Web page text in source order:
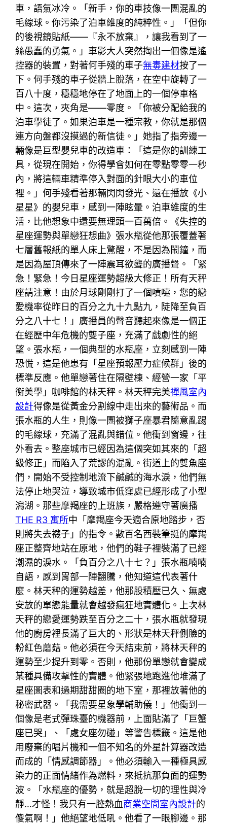
車，語氣冰冷。「新手，你的車技像一團混亂的
毛線球。你污染了泊車維度的純粹性。」「但你
的後視鏡貼紙——『永不放棄』，讓我看到了一
絲愚蠢的勇氣。」車影大人突然掏出一個像是遙
控器的裝置，對著何手殘的車子無毒建材按了一
下。何手殘的車子從牆上脫落，在空中旋轉了一
百八十度，穩穩地停在了地面上的一個停車格
中。這次，夾角是——零度。「你被分配給我的
泊車學徒了。如果泊車是一種宗教，你就是那個
連方向盤都沒摸過的新信徒。」她指了指旁邊一
輛像是巨型嬰兒車的改造車：「這是你的訓練工
具，從現在開始，你得學會如何在零點零零一秒
內，將這輛車精準停入對面的針眼大小的車位
裡。」何手殘看著那輛閃閃發光、還在播放《小
星星》的嬰兒車，感到一陣眩暈。泊車維度的生
活，比他想象中還要無理頭一百萬倍。《失控的
星座運勢與單戀狂想曲》張水瓶從他那張覆蓋著
七層舊報紙的單人床上驚醒，不是因為鬧鐘，而
是因為屋頂傳來了一陣震耳欲聾的廣播聲。「緊
急！緊急！今日星座運勢超級大修正！所有天秤
座請注意！由於月球剛剛打了一個噴嚏，您的戀
愛機率從昨日的百分之九十九點九，陡降至負百
分之八十七！」廣播員的聲音聽起來像是一個正
在經歷中年危機的雙子座，充滿了戲劇性的絕
望。張水瓶，一個典型的水瓶座，立刻感到一陣
恐慌，這是他患有「星座預報壓力症候群」後的
標準反應。他單戀著住在隔壁棟、經營一家「平
衡美學」咖啡館的林天秤。林天秤完美禪風室內
設計得像是從黃金分割線中走出來的藝術品。而
張水瓶的人生，則像一團被獅子座暴君隨意亂踢
的毛線球，充滿了混亂與錯位。他衝到窗邊，往
外看去。整座城市已經因為這個突如其來的「超
級修正」而陷入了荒謬的混亂。街道上的雙魚座
們，開始不受控制地流下鹹鹹的海水淚，他們無
法停止地哭泣，導致城市低窪處已經形成了小型
潟湖。那些摩羯座的上班族，嚴格遵守著廣播
THE R3 寓所中「摩羯座今天適合原地踏步，否
則將失去襪子」的指令。數百名西裝筆挺的摩羯
座正整齊地站在原地，他們的鞋子裡裝滿了已經
潮濕的淚水。「負百分之八十七？」張水瓶喃喃
自語，感到胃部一陣翻騰，他知道這代表著什
麼。林天秤的運勢越差，他那股積壓已久、無處
安放的單戀能量就會越發瘋狂地實體化。上次林
天秤的戀愛運勢跌至百分之二十，張水瓶就發現
他的廚房裡長滿了巨大的、形狀是林天秤側臉的
粉紅色蘑菇。他必須在今天結束前，將林天秤的
運勢至少提升到零。否則，他那份單戀就會變成
某種具備攻擊性的實體。他緊張地跑進他堆滿了
星座圖表和過期甜甜圈的地下室，那裡放著他的
秘密武器。「我需要星象學輔助儀！」他衝到一
個像是老式彈珠臺的機器前，上面貼滿了「巨蟹
座已哭」、「處女座勿碰」等警告標籤。這是他
用廢棄的唱片機和一個不知名的外星計算器改造
而成的「情感調節器」。他必須輸入一種極具感
染力的正面情緒作為燃料，來抵抗那負面的運勢
波。「水瓶座的優勢，就是超脫一切的理性與冷
靜…才怪！我只有一腔熱血商業空間室內設計的
傻氣啊！」他絕望地低吼。他看了一眼腳邊。那